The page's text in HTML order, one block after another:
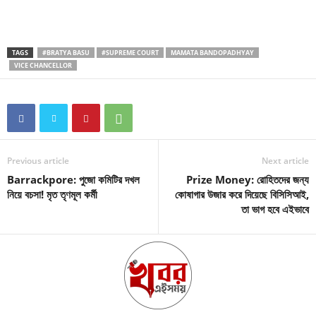
TAGS #BRATYA BASU #SUPREME COURT
MAMATA BANDOPADHYAY
VICE CHANCELLOR
Previous article
Barrackpore: পুজো কমিটির দখল
নিয়ে বচসা! মৃত তৃণমূল কর্মী
Next article
Prize Money: রোহিতদের জন্য
কোষাগার উজার করে দিয়েছে বিসিসিআই,
তা ভাগ হবে এইভাবে